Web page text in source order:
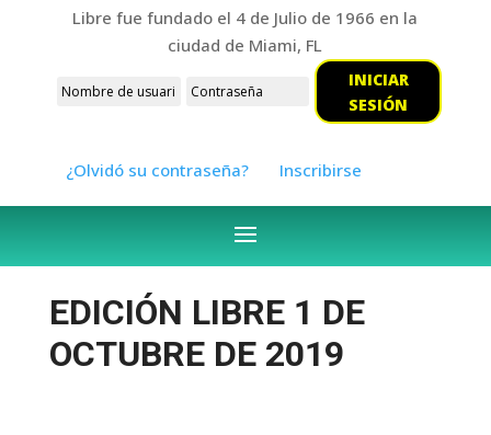
Libre fue fundado el 4 de Julio de 1966 en la
ciudad de Miami, FL
INICIAR
SESIÓN
¿Olvidó su contraseña? Inscribirse
EDICIÓN LIBRE 1 DE
OCTUBRE DE 2019